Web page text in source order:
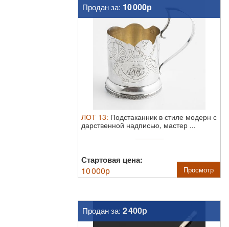
Продан за: 10 000р
ЛОТ 13: Подстаканник в стиле модерн с
дарственной надписью, мастер ...
Стартовая цена:
10 000р Просмотр
Продан за: 2 400р